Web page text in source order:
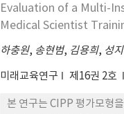
Evaluation of a Multi-
Medical Scientist
하충원, 송현범, 김용희, 성
미래교육연구 제16권 2호
본 연구는 CIPP 평가모형